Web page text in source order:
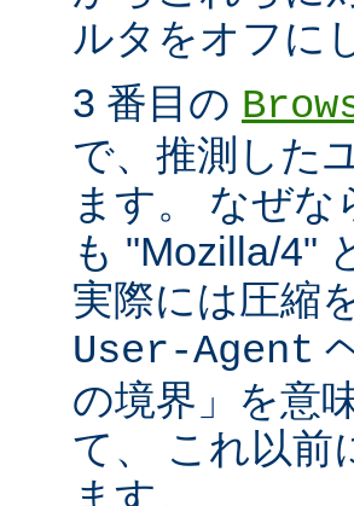
ルタをオフに
3 番目の
で、推測した
ます。 なぜな
も "Mozilla/4"
実際には圧縮
User-Agent
の境界」を意
て、 これ以前